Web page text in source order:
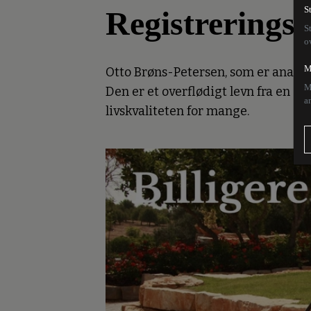
Otto Brøns-Petersen, som er
Den er et overflødigt levn fra en
livskvaliteten for mange.